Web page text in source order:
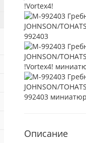
Описание